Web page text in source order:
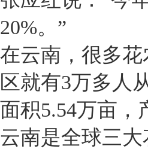
20%。”
在云南，很多
区就有3万多人
面积5.54万亩，
云南是全球三